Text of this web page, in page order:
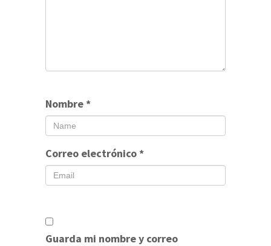
Nombre*
Correo electrónico*
Guarda mi nombre y correo